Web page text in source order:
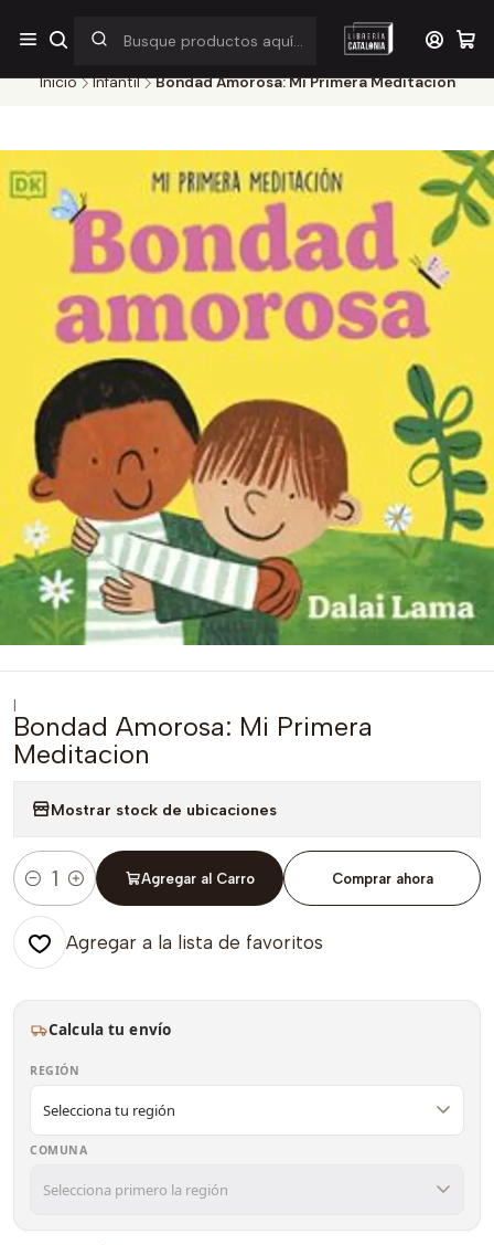
¡Por pocos días! Despacho a $1.000 en RM por compras sobre
$38.000
Inicio Infantil Bondad Amorosa: Mi Primera Meditacion
|
Bondad Amorosa: Mi Primera
Meditacion
Mostrar stock de ubicaciones
Cantidad
Agregar al Carro Comprar ahora
Agregar a la lista de favoritos
Calcula tu envío
REGIÓN
COMUNA